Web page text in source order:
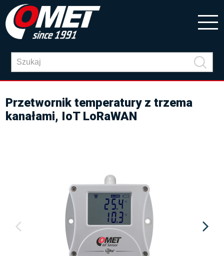
Przetwornik temperatury z trzema
kanałami, IoT LoRaWAN